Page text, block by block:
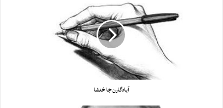
آبادگارن جا خدشا